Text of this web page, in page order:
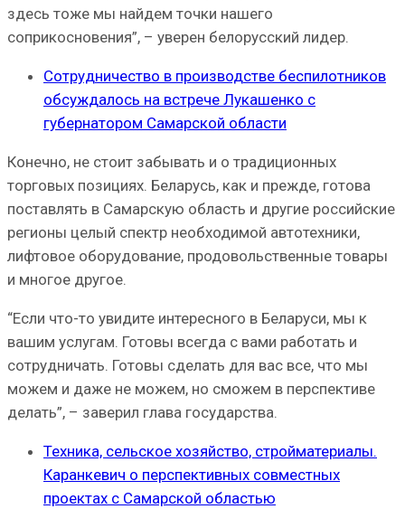
здесь тоже мы найдем точки нашего
соприкосновения”, – уверен белорусский лидер.
Сотрудничество в производстве беспилотников
обсуждалось на встрече Лукашенко с
губернатором Самарской области
Конечно, не стоит забывать и о традиционных
торговых позициях. Беларусь, как и прежде, готова
поставлять в Самарскую область и другие российские
регионы целый спектр необходимой автотехники,
лифтовое оборудование, продовольственные товары
и многое другое.
“Если что-то увидите интересного в Беларуси, мы к
вашим услугам. Готовы всегда с вами работать и
сотрудничать. Готовы сделать для вас все, что мы
можем и даже не можем, но сможем в перспективе
делать”, – заверил глава государства.
Техника, сельское хозяйство, стройматериалы.
Каранкевич о перспективных совместных
проектах с Самарской областью